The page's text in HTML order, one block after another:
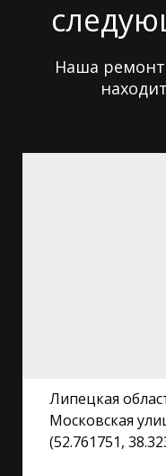
Наша
Липецкая
Московская
(52.761751,